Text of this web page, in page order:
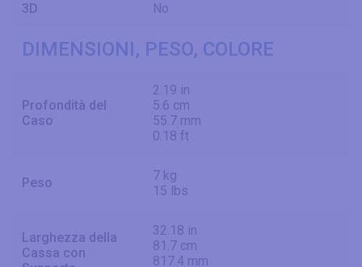
3D No
DIMENSIONI, PESO, COLORE
Profondità del
Caso
2.19 in
5.6 cm
55.7 mm
0.18 ft
Peso
7 kg
15 lbs
Larghezza della
Cassa con
32.18 in
81.7 cm
817.4 mm